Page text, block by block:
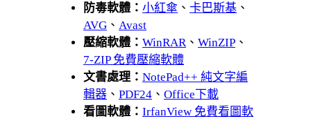
防毒軟體： 小紅傘 、 卡巴斯基 、
AVG 、 Avast
壓縮軟體： WinRAR、 WinZIP 、
7-ZIP 免費壓縮軟體
文書處理： NotePad++ 純文字編
輯器 、 PDF24 、 Office下載
看圖軟體： IrfanView 免費看圖軟